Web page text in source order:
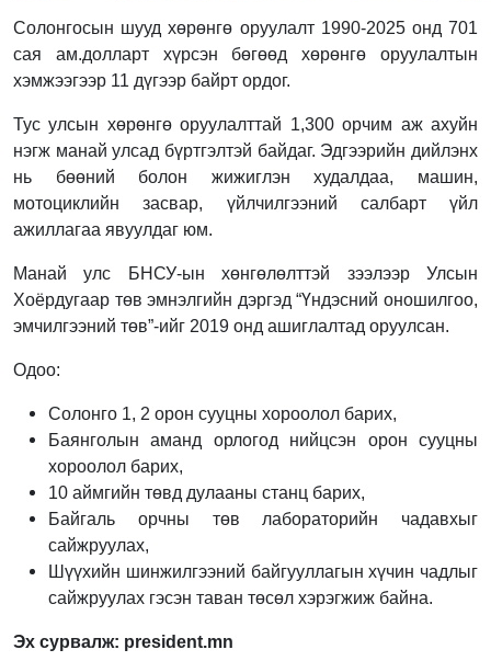
Солонгосын шууд хөрөнгө оруулалт 1990-2025 онд 701
сая ам.долларт хүрсэн бөгөөд хөрөнгө оруулалтын
хэмжээгээр 11 дүгээр байрт ордог.
Тус улсын хөрөнгө оруулалттай 1,300 орчим аж ахуйн
нэгж манай улсад бүртгэлтэй байдаг. Эдгээрийн дийлэнх
нь бөөний болон жижиглэн худалдаа, машин,
мотоциклийн засвар, үйлчилгээний салбарт үйл
ажиллагаа явуулдаг юм.
Манай улс БНСУ-ын хөнгөлөлттэй зээлээр Улсын
Хоёрдугаар төв эмнэлгийн дэргэд “Үндэсний оношилгоо,
эмчилгээний төв”-ийг 2019 онд ашиглалтад оруулсан.
Одоо:
Солонго 1, 2 орон сууцны хороолол барих,
Баянголын аманд орлогод нийцсэн орон сууцны
хороолол барих,
10 аймгийн төвд дулааны станц барих,
Байгаль орчны төв лабораторийн чадавхыг
сайжруулах,
Шүүхийн шинжилгээний байгууллагын хүчин чадлыг
сайжруулах гэсэн таван төсөл хэрэгжиж байна.
Эх сурвалж: president.mn